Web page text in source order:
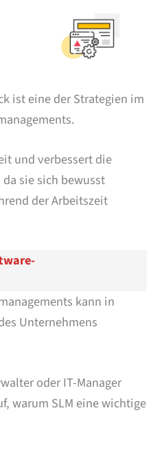
ist eine der Strategien im
und verbessert die
sie sich bewusst
der Arbeitszeit
kann in
Unternehmens
oder IT-Manager
warum SLM eine wichtige